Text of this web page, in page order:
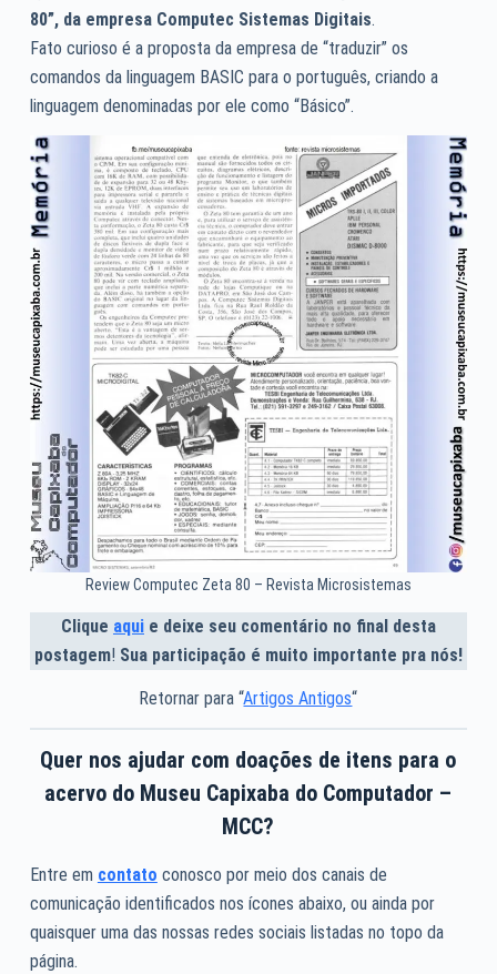
80”, da empresa Computec Sistemas Digitais.
Fato curioso é a proposta da empresa de “traduzir” os
comandos da linguagem BASIC para o português, criando a
linguagem denominadas por ele como “Básico”.
Review Computec Zeta 80 – Revista Microsistemas
Clique aquie deixe seu comentário no final desta
postagem! Sua participação é muito importante pra nós!
Retornar para “Artigos Antigos“
Quer nos ajudar com doações de itens para o
acervo do Museu Capixaba do Computador –
MCC?
Entre em contato conosco por meio dos canais de
comunicação identificados nos ícones abaixo, ou ainda por
quaisquer uma das nossas redes sociais listadas no topo da
página.